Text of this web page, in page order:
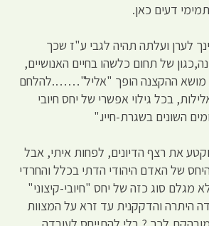
דעים כאן.
לערן ועלתה תהיה לגבי ע"ז שכך
של תחום כלשהו בחיים האנושיים,
מושא ההקצנה הופך "אליל"…….להלחם
בכל גילוי אפשרי של יחס חיובי
השונים בשגרת-חייו."
את רצף הדיונים, לפחות איתי, אבל
של האדם היהודי הדתי בכלל והחרדי
מגלם סוג כזה של יחס "חיובי-קיצוני"
היתרה והדקקנית עד זרא על המצוות